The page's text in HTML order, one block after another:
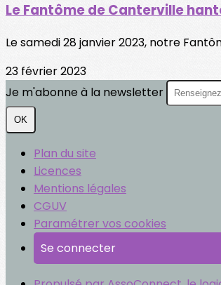
Le Fantôme de Canterville
Le samedi 28 janvier 2023, notre
23 février 2023
Je m'abonne à la newsletter
OK
Plan du site
Licences
Mentions légales
CGUV
Paramétrer vos cookies
Se connecter